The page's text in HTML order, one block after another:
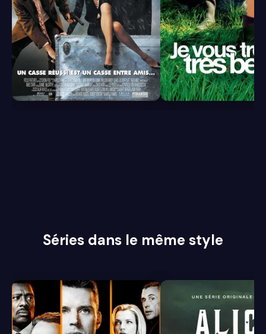
5.9 6.4
Séries dans le même style